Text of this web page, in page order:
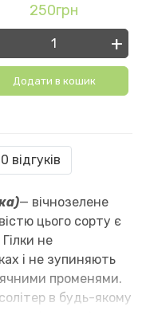
250грн
+
Додати в кошик
0 відгуків
— вічнозелене
цього сорту є
не
і не зупиняють
променями.
в будь-якому
ділянках і в